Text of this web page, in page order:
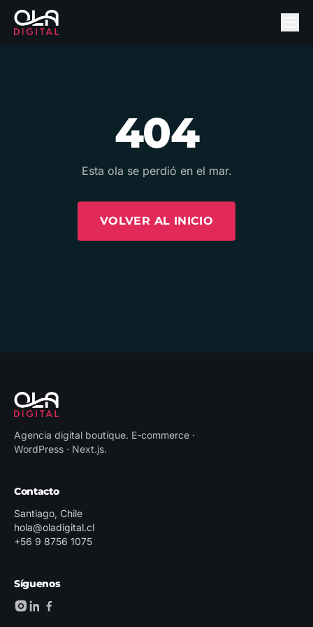
404
Esta ola se perdió en el mar.
VOLVER AL INICIO
Agencia digital boutique. E-commerce ·
WordPress · Next.js.
Contacto
Santiago, Chile
hola@oladigital.cl
+56 9 8756 1075
Síguenos